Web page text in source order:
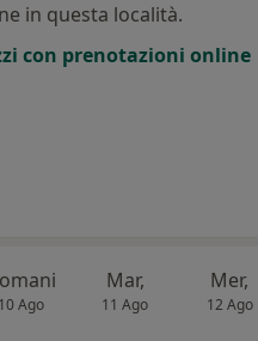
in questa località.
con prenotazioni online
10 Ago
Mar,
11 Ago
Mer,
12 Ago